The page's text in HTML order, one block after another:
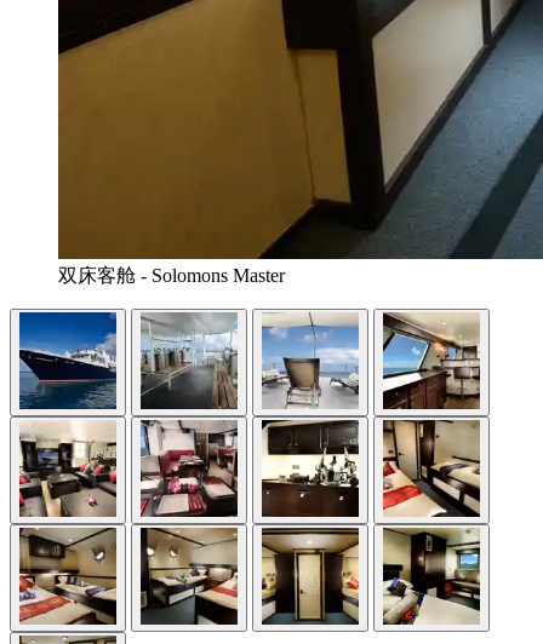
双床客舱 - Solomons Master